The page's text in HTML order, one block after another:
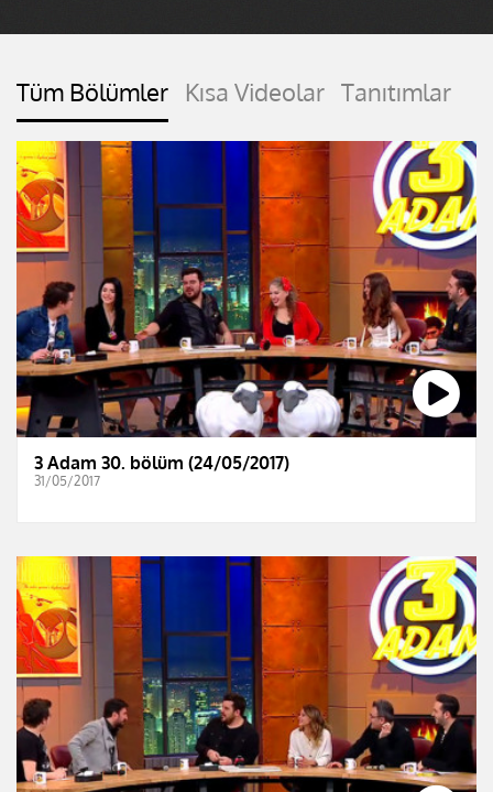
Tüm Bölümler Kısa Videolar Tanıtımlar
3 Adam 30. bölüm (24/05/2017)
31/05/2017